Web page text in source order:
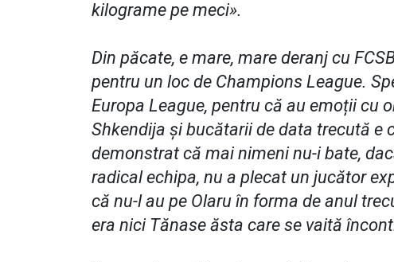
kilograme pe meci».
Din păcate, e mare, mare deranj cu
pentru un loc de Champions League.
Europa League, pentru că au emoții cu
Shkendija și bucătarii de data trecută e
demonstrat că mai nimeni nu-i bate,
radical echipa, nu a plecat un jucător
că nu-l au pe Olaru în forma de anul
era nici Tănase ăsta care se vaită